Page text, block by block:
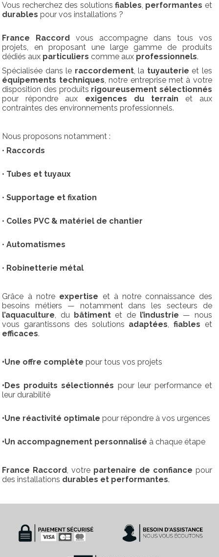
Vous recherchez des solutions fiables, performantes et
durables pour vos installations ?
France Raccord vous accompagne dans tous vos
projets, en proposant une large gamme de produits
dédiés aux particuliers comme aux professionnels.
Spécialisée dans le raccordement, la tuyauterie et les
équipements techniques, notre entreprise met à votre
disposition des produits rigoureusement sélectionnés
pour répondre aux exigences du terrain et aux
contraintes des environnements professionnels.
Nous proposons notamment :
• Raccords
• Tubes et tuyaux
•Supportage et fixation
• Colles PVC & matériel de chantier
•Automatismes
• Robinetterie métal
Grâce à notre expertise et à notre connaissance des
besoins métiers — notamment dans les secteurs de
l’aquaculture, du bâtiment et de l’industrie — nous
vous garantissons des solutions adaptées, fiables et
efficaces.
•Une offre complète pour tous vos projets
•Des produits sélectionnés pour leur performance et
leur durabilité
•Une réactivité optimale pour répondre à vos urgences
•Un accompagnement personnalisé à chaque étape
France Raccord, votre partenaire de confiance pour
des installations durables et performantes.